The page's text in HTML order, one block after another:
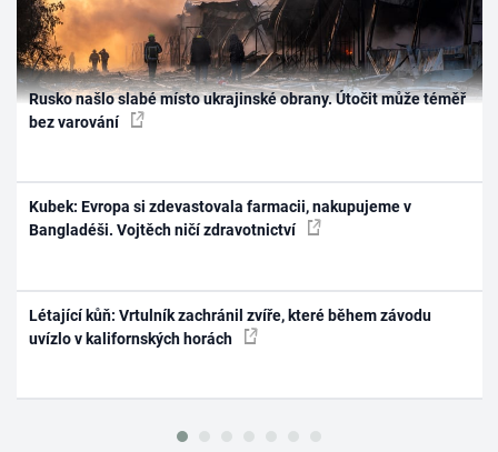
Rusko našlo slabé místo ukrajinské obrany. Útočit může téměř
bez varování
Kubek: Evropa si zdevastovala farmacii, nakupujeme v
Bangladéši. Vojtěch ničí zdravotnictví
Létající kůň: Vrtulník zachránil zvíře, které během závodu
uvízlo v kalifornských horách